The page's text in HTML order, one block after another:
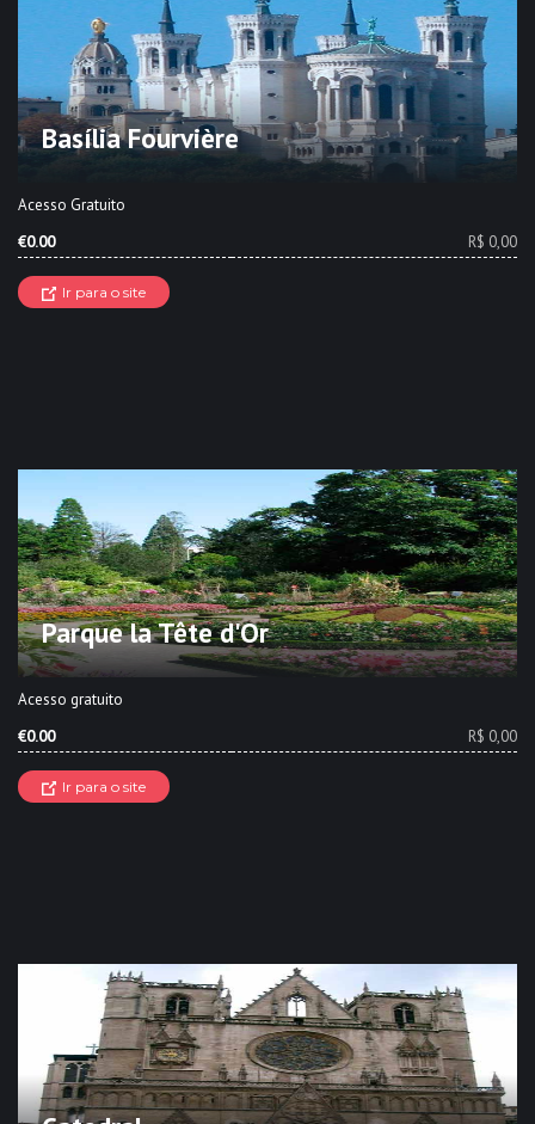
Basília Fourvière
Acesso Gratuito
€0.00
R$ 0,00
Ir para o site
Parque la Tête d'Or
Acesso gratuito
€0.00
R$ 0,00
Ir para o site